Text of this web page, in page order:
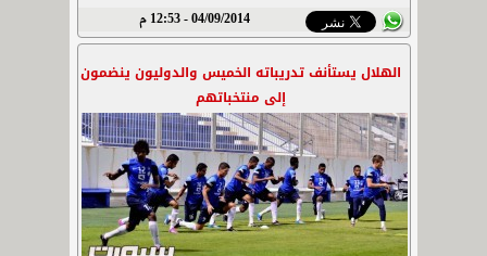
04/09/2014 - 12:53 م
الهلال يستأنف تدريباته الخميس والدوليون ينضمون
إلى منتخباتهم